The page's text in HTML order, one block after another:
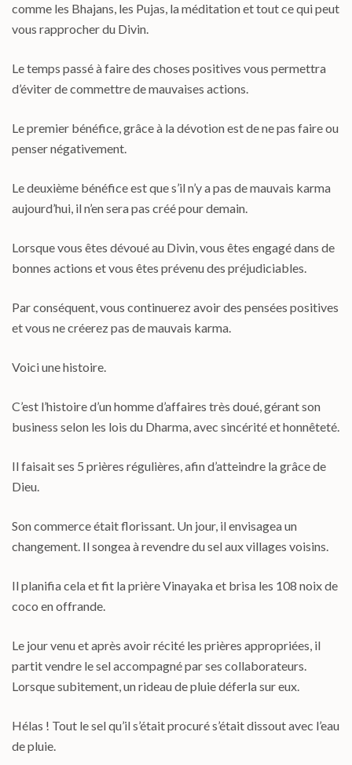
comme les Bhajans, les Pujas, la méditation et tout ce qui peut
vous rapprocher du Divin.
Le temps passé à faire des choses positives vous permettra
d’éviter de commettre de mauvaises actions.
Le premier bénéfice, grâce à la dévotion est de ne pas faire ou
penser négativement.
Le deuxième bénéfice est que s’il n’y a pas de mauvais karma
aujourd’hui, il n’en sera pas créé pour demain.
Lorsque vous êtes dévoué au Divin, vous êtes engagé dans de
bonnes actions et vous êtes prévenu des préjudiciables.
Par conséquent, vous continuerez avoir des pensées positives
et vous ne créerez pas de mauvais karma.
Voici une histoire.
C’est l’histoire d’un homme d’affaires très doué, gérant son
business selon les lois du Dharma, avec sincérité et honnêteté.
Il faisait ses 5 prières régulières, afin d’atteindre la grâce de
Dieu.
Son commerce était florissant. Un jour, il envisagea un
changement. Il songea à revendre du sel aux villages voisins.
Il planifia cela et fit la prière Vinayaka et brisa les 108 noix de
coco en offrande.
Le jour venu et après avoir récité les prières appropriées, il
partit vendre le sel accompagné par ses collaborateurs.
Lorsque subitement, un rideau de pluie déferla sur eux.
Hélas ! Tout le sel qu’il s’était procuré s’était dissout avec l’eau
de pluie.